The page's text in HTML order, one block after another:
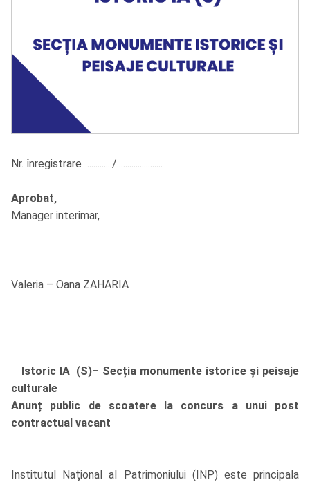
Nr. înregistrare ............/......................
Aprobat,
Manager interimar,
Valeria – Oana ZAHARIA
Istoric IA (S)– Secția monumente istorice și peisaje
culturale
Anunț public de scoatere la concurs a unui post
contractual vacant
Institutul Naţional al Patrimoniului (INP) este principala